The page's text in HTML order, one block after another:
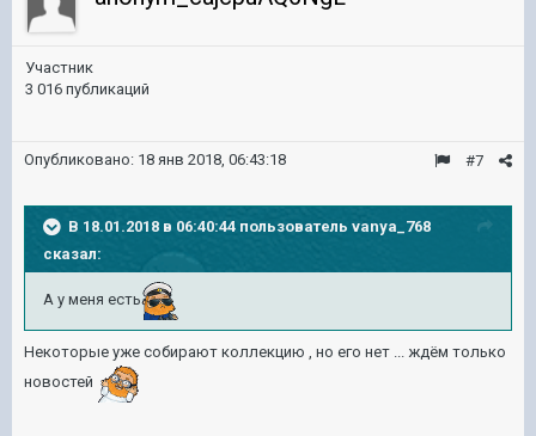
Участник
3 016 публикаций
#7
Опубликовано: 18 янв 2018, 06:43:18
В 18.01.2018 в 06:40:44 пользователь vanya_768
сказал:
А у меня есть
Некоторые уже собирают коллекцию , но его нет ... ждём только
новостей